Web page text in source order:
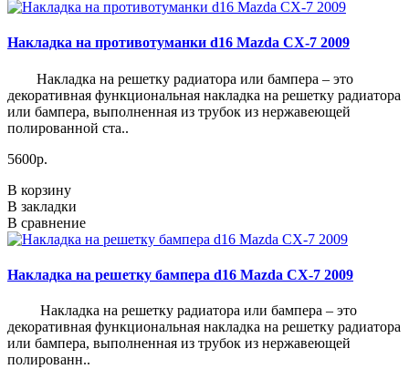
Накладка на противотуманки d16 Mazda CX-7 2009
Накладка на решетку радиатора или бампера – это
декоративная функциональная накладка на решетку радиатора
или бампера, выполненная из трубок из нержавеющей
полированной ста..
5600р.
В корзину
В закладки
В сравнение
Накладка на решетку бампера d16 Mazda CX-7 2009
Накладка на решетку радиатора или бампера – это
декоративная функциональная накладка на решетку радиатора
или бампера, выполненная из трубок из нержавеющей
полированн..